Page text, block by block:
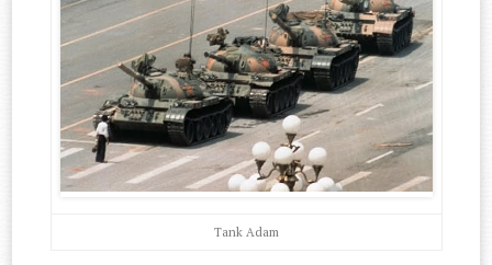
Tank Adam